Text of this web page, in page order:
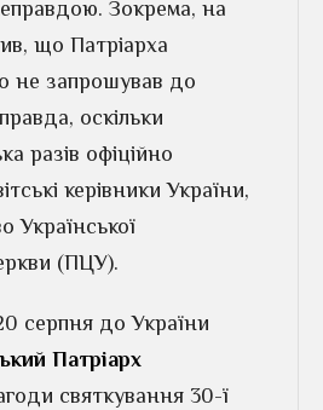
Зокрема, на
що Патріарха
не запрошував до
оскільки
разів офіційно
керівники України,
Української
(ПЦУ).
серпня до України
Патріарх
святкування 30-ї